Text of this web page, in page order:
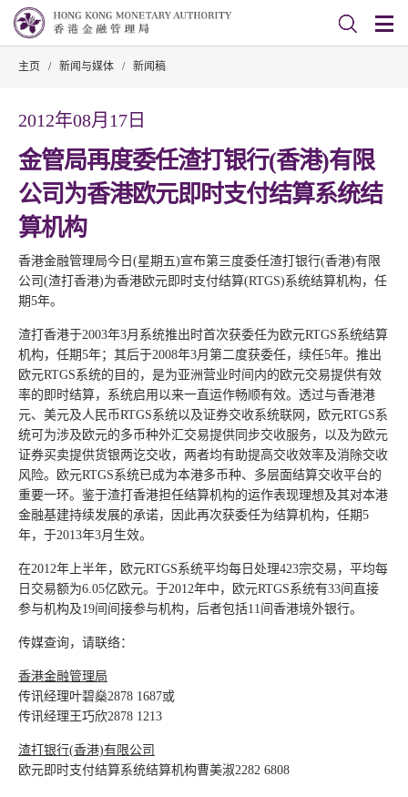
主页 / 新闻与媒体 / 新闻稿
2012年08月17日
金管局再度委任渣打银行(香港)有限
公司为香港欧元即时支付结算系统结
算机构
香港金融管理局今日(星期五)宣布第三度委任渣打银行(香港)有限
公司(渣打香港)为香港欧元即时支付结算(RTGS)系统结算机构，任
期5年。
渣打香港于2003年3月系统推出时首次获委任为欧元RTGS系统结算
机构，任期5年；其后于2008年3月第二度获委任，续任5年。推出
欧元RTGS系统的目的，是为亚洲营业时间内的欧元交易提供有效
率的即时结算，系统启用以来一直运作畅顺有效。透过与香港港
元、美元及人民币RTGS系统以及证券交收系统联网，欧元RTGS系
统可为涉及欧元的多币种外汇交易提供同步交收服务，以及为欧元
证券买卖提供货银两讫交收，两者均有助提高交收效率及消除交收
风险。欧元RTGS系统已成为本港多币种、多层面结算交收平台的
重要一环。鉴于渣打香港担任结算机构的运作表现理想及其对本港
金融基建持续发展的承诺，因此再次获委任为结算机构，任期5
年，于2013年3月生效。
在2012年上半年，欧元RTGS系统平均每日处理423宗交易，平均每
日交易额为6.05亿欧元。于2012年中，欧元RTGS系统有33间直接
参与机构及19间间接参与机构，后者包括11间香港境外银行。
传媒查询，请联络：
香港金融管理局
传讯经理叶碧燊2878 1687或
传讯经理王巧欣2878 1213
渣打银行(香港)有限公司
欧元即时支付结算系统结算机构曹美淑2282 6808